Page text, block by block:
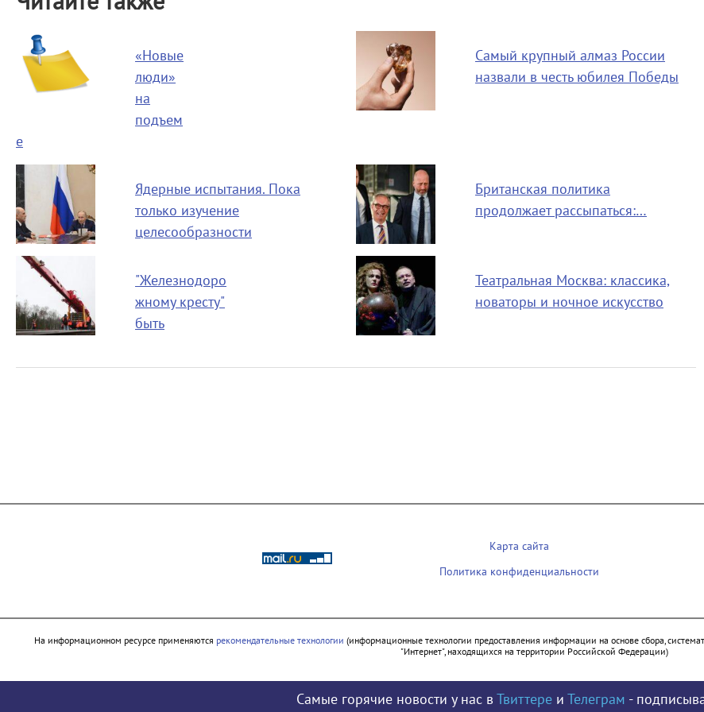
«Новые
люди»
на
подъем
е
Самый крупный алмаз России
назвали в честь юбилея Победы
Ядерные испытания. Пока
только изучение
целесообразности
Британская политика
продолжает рассыпаться:…
"Железнодоро
жному кресту"
быть
Театральная Москва: классика,
новаторы и ночное искусство
Карта сайта
Политика конфиденциальности
На информационном ресурсе применяются рекомендательные технологии (информационные технологии предоставления информации на основе сбора,
"Интернет", находящихся на территории Российской Федерации)
© 2009 - 2026
Самые горячие новости у нас в Твиттере и Телеграм -